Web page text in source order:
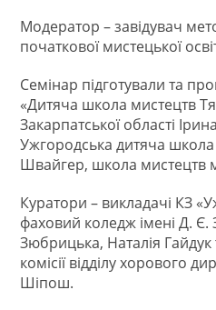
Модератор – завідувач
початкової мистецької
Семінар підготували та
«Дитяча школа мистецтв
Закарпатської області
Ужгородська дитяча
Швайгер, школа мистецтв
Куратори – викладачі КЗ
фаховий коледж імені Д.
Зюбрицька, Наталія Гайдук
комісії відділу хорового
Шіпош.